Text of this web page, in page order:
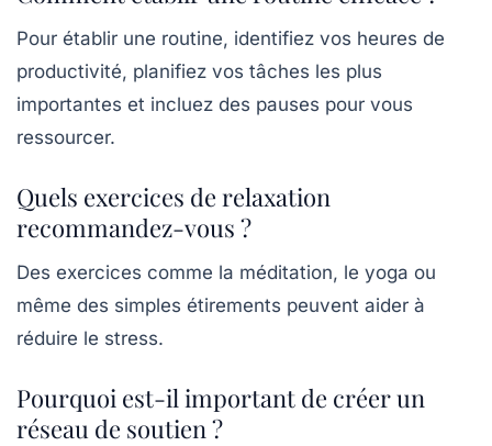
Pour établir une routine, identifiez vos heures de
productivité, planifiez vos tâches les plus
importantes et incluez des pauses pour vous
ressourcer.
Quels exercices de relaxation
recommandez-vous ?
Des exercices comme la méditation, le yoga ou
même des simples étirements peuvent aider à
réduire le stress.
Pourquoi est-il important de créer un
réseau de soutien ?